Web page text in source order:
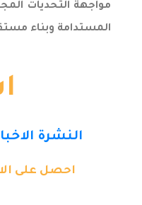
مواجهة التحديات
المستدامة وبناء
النشرة
احصل على